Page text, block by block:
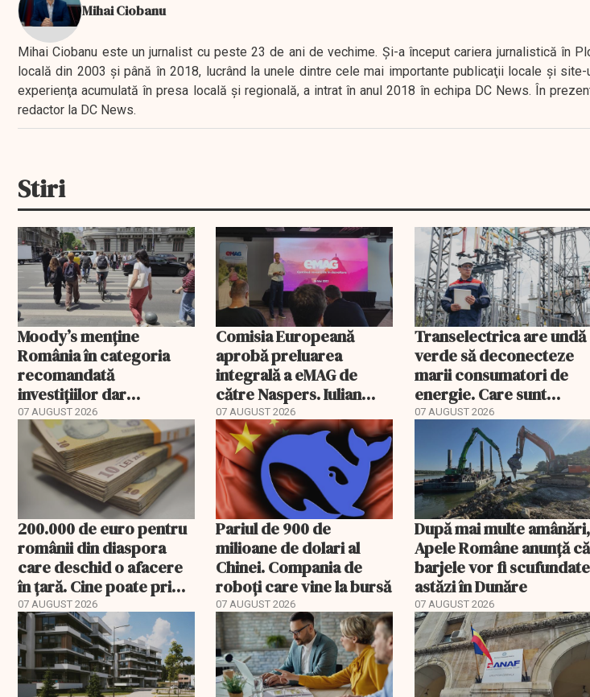
Mihai Ciobanu
Mihai Ciobanu este un jurnalist cu peste 23 de ani de vechime. Şi-a început cariera jurnalistică în
locală din 2003 şi până în 2018, lucrând la unele dintre cele mai importante publicaţii locale şi
experienţa acumulată în presa locală şi regională, a intrat în anul 2018 în echipa DC News. În
redactor la DC News.
Stiri
Moody’s menține
România în categoria
recomandată
investițiilor dar
transmite un
avertisment
07 AUGUST 2026
Comisia Europeană
aprobă preluarea
integrală a eMAG de
către Naspers. Iulian
Stanciu iese din
acționariat
07 AUGUST 2026
Transelectrica are undă
verde să deconecteze
marii consumatori de
energie. Care sunt
condițiile
07 AUGUST 2026
200.000 de euro pentru
românii din diaspora
care deschid o afacere
în țară. Cine poate primi
banii și ce trebuie
rambursat
07 AUGUST 2026
Pariul de 900 de
milioane de dolari al
Chinei. Compania de
roboți care vine la bursă
07 AUGUST 2026
După mai multe amânări,
Apele Române anunță că
barjele vor fi scufundate
astăzi în Dunăre
07 AUGUST 2026